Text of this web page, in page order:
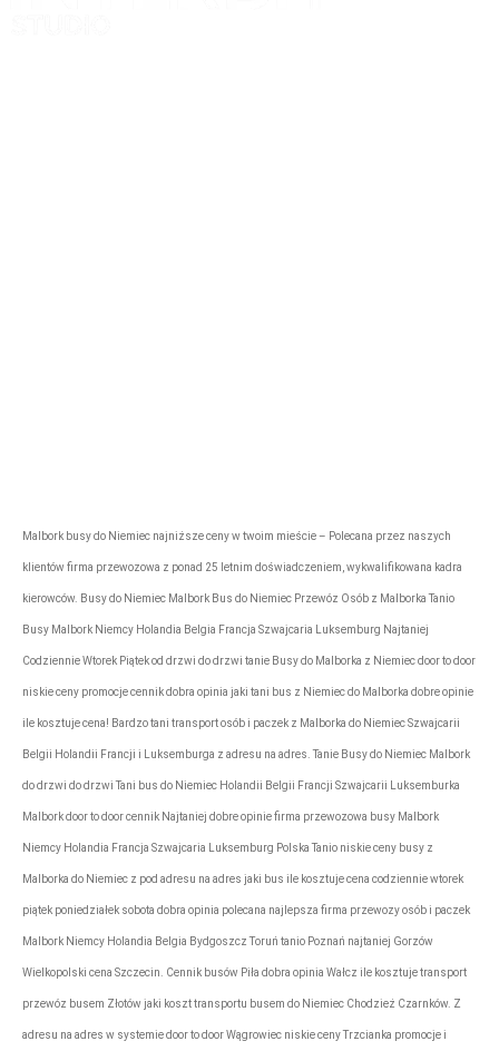
Malbork busy do Niemiec najniższe ceny w twoim mieście – Polecana przez naszych
klientów firma przewozowa z ponad 25 letnim doświadczeniem, wykwalifikowana kadra
kierowców. Busy do Niemiec Malbork Bus do Niemiec Przewóz Osób z Malborka Tanio
Busy Malbork Niemcy Holandia Belgia Francja Szwajcaria Luksemburg Najtaniej
Codziennie Wtorek Piątek od drzwi do drzwi tanie Busy do Malborka z Niemiec door to door
niskie ceny promocje cennik dobra opinia jaki tani bus z Niemiec do Malborka dobre opinie
ile kosztuje cena! Bardzo tani transport osób i paczek z Malborka do Niemiec Szwajcarii
Belgii Holandii Francji i Luksemburga z adresu na adres. Tanie Busy do Niemiec Malbork
do drzwi do drzwi Tani bus do Niemiec Holandii Belgii Francji Szwajcarii Luksemburka
Malbork door to door cennik Najtaniej dobre opinie firma przewozowa busy Malbork
Niemcy Holandia Francja Szwajcaria Luksemburg Polska Tanio niskie ceny busy z
Malborka do Niemiec z pod adresu na adres jaki bus ile kosztuje cena codziennie wtorek
piątek poniedziałek sobota dobra opinia polecana najlepsza firma przewozy osób i paczek
Malbork Niemcy Holandia Belgia Bydgoszcz Toruń tanio Poznań najtaniej Gorzów
Wielkopolski cena Szczecin. Cennik busów Piła dobra opinia Wałcz ile kosztuje transport
przewóz busem Złotów jaki koszt transportu busem do Niemiec Chodzież Czarnków. Z
adresu na adres w systemie door to door Wągrowiec niskie ceny Trzcianka promocje i